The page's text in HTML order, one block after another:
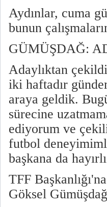
Aydınlar, cuma
bunun
GÜMÜŞDAĞ:
Adaylıktan
iki haftadır
araya geldik.
sürecine
ediyorum ve
futbol
başkana da
TFF
Göksel